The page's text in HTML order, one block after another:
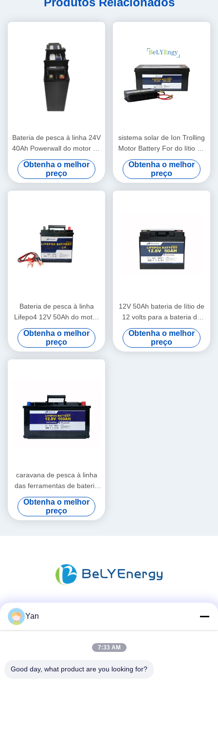
Bateria de pesca à linha 24V
40Ah Powerwall do motor do
lítio de Bely para o sistema
alternativo
Obtenha o melhor
preço
sistema solar de Ion Trolling
Motor Battery For do lítio de
24V 200AH
Obtenha o melhor
preço
Bateria de pesca à linha
Lifepo4 12V 50Ah do motor
do lítio médico do iate dos
brinquedos
Obtenha o melhor
preço
12V 50Ah bateria de lítio de
12 volts para a bateria de
carro de pesca à linha do
acampamento de Bluetooth
do motor
Obtenha o melhor
preço
caravana de pesca à linha
das ferramentas de bateria
do motor do lítio de 12V
100Ah e bateria de
acampamento
Obtenha o melhor
preço
Yan
7:33 AM
Good day, what product are you looking for?